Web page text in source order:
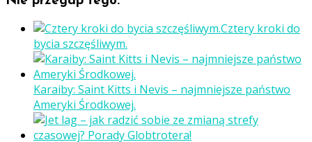
Cztery kroki do
bycia szczęśliwym.
Karaiby: Saint Kitts i Nevis – najmniejsze państwo
Ameryki Środkowej.